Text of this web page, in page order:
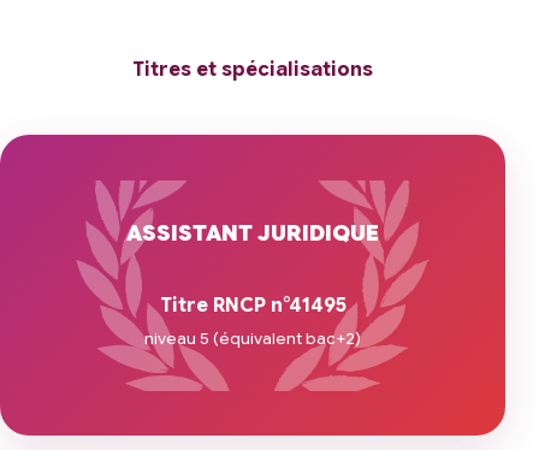
Titres et spécialisations
ASSISTANT JURIDIQUE
Titre RNCP n°41495
niveau 5 (équivalent bac+2)